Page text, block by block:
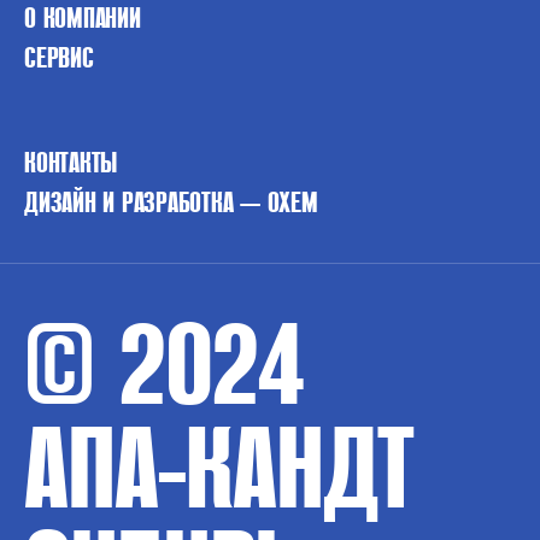
О КОМПАНИИ
СЕРВИС
КОНТАКТЫ
ДИЗАЙН И РАЗРАБОТКА — OXEM
© 2024
АПА-КАНДТ